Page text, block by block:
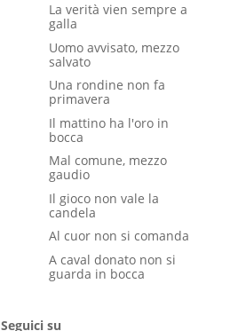
La verità vien sempre a
galla
Uomo avvisato, mezzo
salvato
Una rondine non fa
primavera
Il mattino ha l'oro in
bocca
Mal comune, mezzo
gaudio
Il gioco non vale la
candela
Al cuor non si comanda
A caval donato non si
guarda in bocca
Seguici su